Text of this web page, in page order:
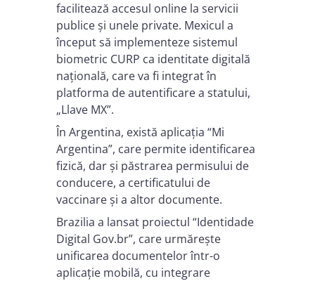
facilitează accesul online la servicii
publice și unele private. Mexicul a
început să implementeze sistemul
biometric CURP ca identitate digitală
națională, care va fi integrat în
platforma de autentificare a statului,
„Llave MX”.
În Argentina, există aplicația “Mi
Argentina”, care permite identificarea
fizică, dar și păstrarea permisului de
conducere, a certificatului de
vaccinare și a altor documente.
Brazilia a lansat proiectul “Identidade
Digital Gov.br”, care urmărește
unificarea documentelor într-o
aplicație mobilă, cu integrare